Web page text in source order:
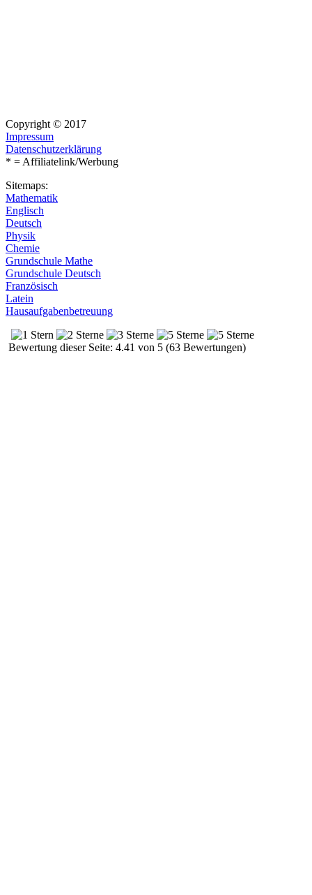
Copyright © 2017
Impressum
Datenschutzerklärung
* = Affiliatelink/Werbung
Sitemaps:
Mathematik
Englisch
Deutsch
Physik
Chemie
Grundschule Mathe
Grundschule Deutsch
Französisch
Latein
Hausaufgabenbetreuung
Bewertung dieser Seite: 4.41 von 5 (63 Bewertungen)